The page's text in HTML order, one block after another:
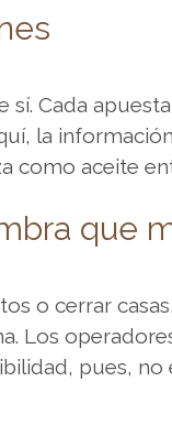
Cada
la
como aceite
que
o cerrar
Los
pues,